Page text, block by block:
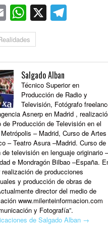
EmailWhatsApp
X
Salgado Alban
Técnico Superior en
Producción de Radio y
Televisión, Fotógrafo
Asnerp en Madrid ,
de Producción de Televisión en el
– Madrid, Curso de Artes
– Teatro Asura –Madrid. Curso de
de televisión en lenguaje originario –
e Mondragón Bilbao –España.
realización de producciones
y producción de obras de
director del medio de
www.milenteinformacion.com
y Fotografía”.
de Salgado Alban →